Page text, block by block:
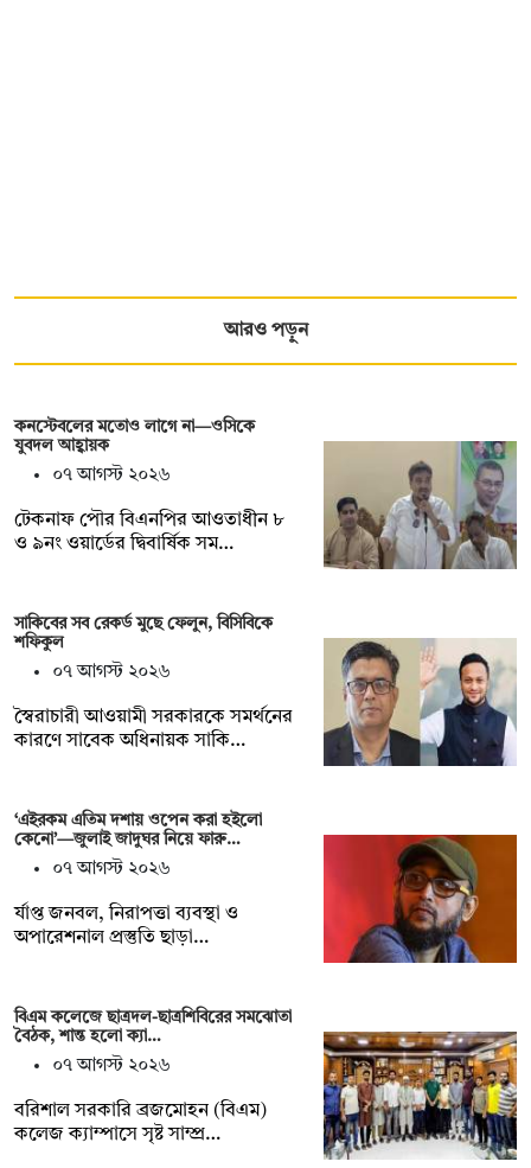
আরও পড়ুন
কনস্টেবলের মতোও লাগে না—ওসিকে
যুবদল আহ্বায়ক
০৭ আগস্ট ২০২৬
টেকনাফ পৌর বিএনপির আওতাধীন ৮
ও ৯নং ওয়ার্ডের দ্বিবার্ষিক সম…
সাকিবের সব রেকর্ড মুছে ফেলুন, বিসিবিকে
শফিকুল
০৭ আগস্ট ২০২৬
স্বৈরাচারী আওয়ামী সরকারকে সমর্থনের
কারণে সাবেক অধিনায়ক সাকি…
‘এইরকম এতিম দশায় ওপেন করা হইলো
কেনো’—জুলাই জাদুঘর নিয়ে ফারু…
০৭ আগস্ট ২০২৬
র্যাপ্ত জনবল, নিরাপত্তা ব্যবস্থা ও
অপারেশনাল প্রস্তুতি ছাড়া…
বিএম কলেজে ছাত্রদল-ছাত্রশিবিরের সমঝোতা
বৈঠক, শান্ত হলো ক্যা…
০৭ আগস্ট ২০২৬
বরিশাল সরকারি ব্রজমোহন (বিএম)
কলেজ ক্যাম্পাসে সৃষ্ট সাম্প্র…